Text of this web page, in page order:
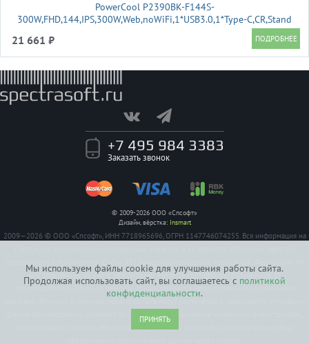
Мы используем файлы cookie для улучшения работы сайта.
Продолжая использовать сайт, вы соглашаетесь с политикой
конфиденциальности.
ПРИНЯТЬ
PowerCool P2390BK-F144S-
300W,FHD,144,IPS,300W,Web,noWiFi,1*USB3.0,1*Type-C,CR,Stand
21 661 ₽
+7 495 984 3383
Заказать звонок
© 2009-2026 ООО «Спсофт»
Дизайн, вёрстка: Insmart
2009—2026 © ООО «Спсофт», ИНН 7718965696, ОГРН 1147746074255. Вся информация на
определяемой положением Статьи 437 Гражданского кодекса Российской Федерации. На
все заявленные на сайте авторизации имеются сертификаты полученные от
производителей. Услуги по ремонту предоставляются авторизованными сервисными
центрами. Функции и комплектация устройств могут различаться в зависимости от модели.
Фирма-производитель оставляет за собой право на внесение изменений в конструкцию,
комплектацию и дизайн оборудования. Пользуясь сайтом Вы соглашаетесь на сбор